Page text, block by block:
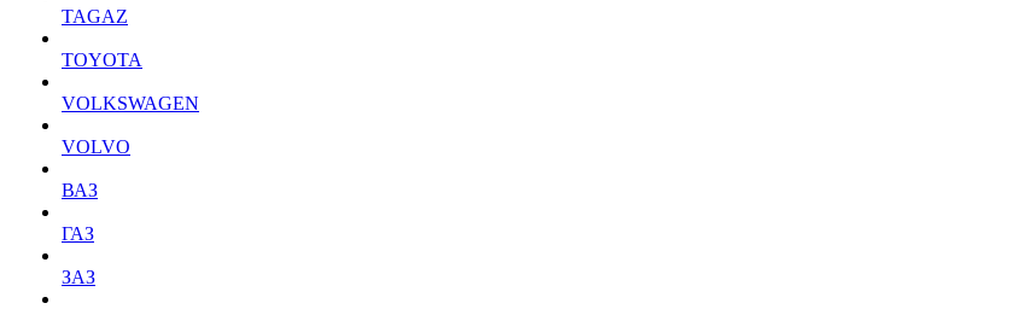
TAGAZ
TOYOTA
VOLKSWAGEN
VOLVO
ВАЗ
ГАЗ
ЗАЗ